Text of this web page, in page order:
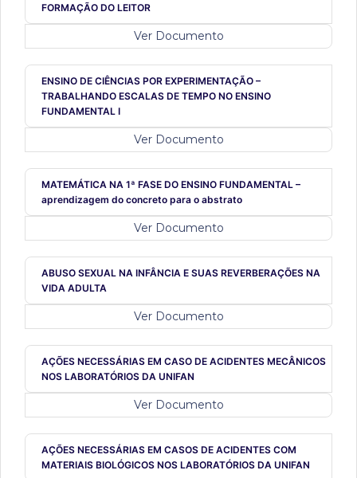
FORMAÇÃO DO LEITOR
Ver Documento
ENSINO DE CIÊNCIAS POR EXPERIMENTAÇÃO –
TRABALHANDO ESCALAS DE TEMPO NO ENSINO
FUNDAMENTAL I
Ver Documento
MATEMÁTICA NA 1ª FASE DO ENSINO FUNDAMENTAL –
aprendizagem do concreto para o abstrato
Ver Documento
ABUSO SEXUAL NA INFÂNCIA E SUAS REVERBERAÇÕES NA
VIDA ADULTA
Ver Documento
AÇÕES NECESSÁRIAS EM CASO DE ACIDENTES MECÂNICOS
NOS LABORATÓRIOS DA UNIFAN
Ver Documento
AÇÕES NECESSÁRIAS EM CASOS DE ACIDENTES COM
MATERIAIS BIOLÓGICOS NOS LABORATÓRIOS DA UNIFAN